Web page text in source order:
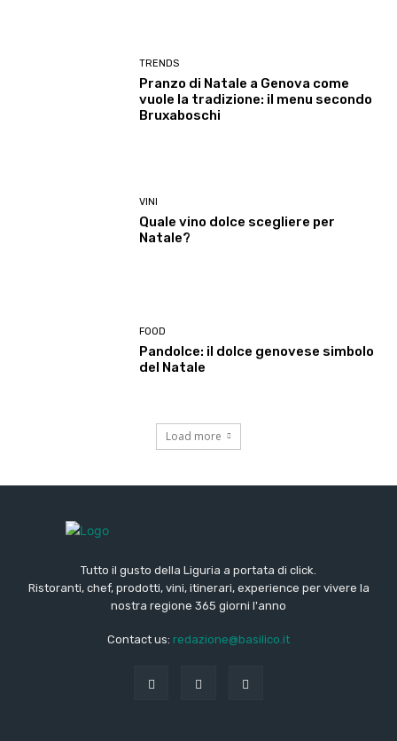
TRENDS
Pranzo di Natale a Genova come
vuole la tradizione: il menu secondo
Bruxaboschi
VINI
Quale vino dolce scegliere per
Natale?
FOOD
Pandolce: il dolce genovese simbolo
del Natale
Load more
Tutto il gusto della Liguria a portata di click.
Ristoranti, chef, prodotti, vini, itinerari, experience per vivere la
nostra regione 365 giorni l'anno
Contact us: redazione@basilico.it